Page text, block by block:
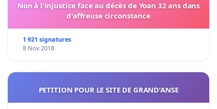
Non à l'injustice face au décès de Yoan 32 ans dans
d'affreuse circonstance
1 921 signatures
8 Nov 2018
PETITION POUR LE SITE DE GRAND'ANSE